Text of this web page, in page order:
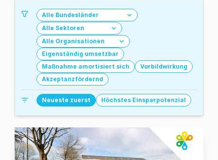
Alle Bundesländer
Alle Sektoren
Alle Organisationen
Eigenständig umsetzbar
Maßnahme amortisiert sich
Vorbildwirkung
Akzeptanzfördernd
Neueste zuerst Höchstes Einsparpotenzial